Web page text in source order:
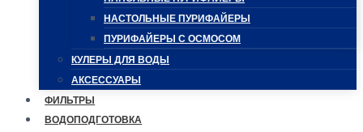
НАСТОЛЬНЫЕ ПУРИФАЙЕРЫ
ПУРИФАЙЕРЫ С ОСМОСОМ
КУЛЕРЫ ДЛЯ ВОДЫ
АКСЕССУАРЫ
ФИЛЬТРЫ
ВОДОПОДГОТОВКА